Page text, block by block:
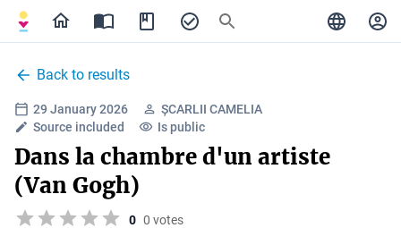
Back to results
29 January 2026
ȘCARLII CAMELIA
Source included
Is public
Dans la chambre d'un artiste
(Van Gogh)
0 0 votes